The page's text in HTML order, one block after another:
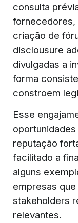
consulta
fornecedores,
criação de
disclousure
divulgadas a
forma
constroem
Esse
reputação
facilitado a
alguns
empresas
stakeholders
relevantes.